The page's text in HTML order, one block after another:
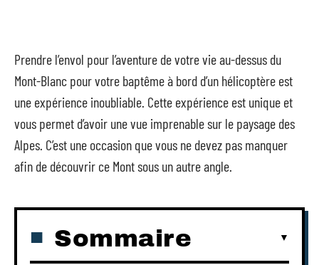
Prendre l’envol pour l’aventure de votre vie au-dessus du
Mont-Blanc pour votre baptême à bord d’un hélicoptère est
une expérience inoubliable. Cette expérience est unique et
vous permet d’avoir une vue imprenable sur le paysage des
Alpes. C’est une occasion que vous ne devez pas manquer
afin de découvrir ce Mont sous un autre angle.
Sommaire